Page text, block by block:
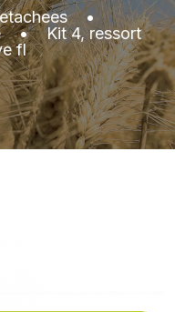
•
•Kit 4, ressort
fl